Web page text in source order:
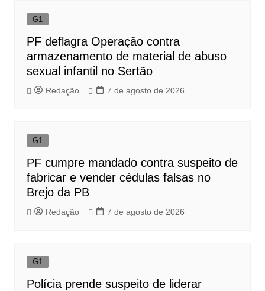
G1
PF deflagra Operação contra
armazenamento de material de abuso
sexual infantil no Sertão
Redação 7 de agosto de 2026
G1
PF cumpre mandado contra suspeito de
fabricar e vender cédulas falsas no
Brejo da PB
Redação 7 de agosto de 2026
G1
Polícia prende suspeito de liderar